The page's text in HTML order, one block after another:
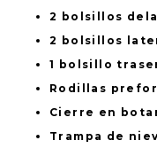
2 bolsillos
2 bolsillos
1 bolsillo
Rodillas
Cierre en
Trampa de